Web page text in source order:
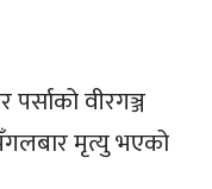
वीरगञ्ज
मृत्यु भएको